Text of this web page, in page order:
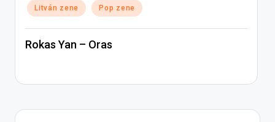
Posted
in
Litván zene Pop zene
Rokas Yan – Oras